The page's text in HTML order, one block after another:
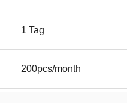
1 Tag
200pcs/month